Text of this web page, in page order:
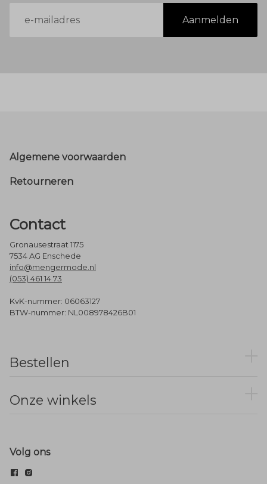
mailadres
Aanmelden
Footer
Algemene voorwaarden
Retourneren
Contact
Gronausestraat 1175
7534 AG Enschede
info@mengermode.nl
(053) 461 14 73
KvK-nummer: 06063127
BTW-nummer: NL008978426B01
Bestellen
Onze winkels
Volg ons